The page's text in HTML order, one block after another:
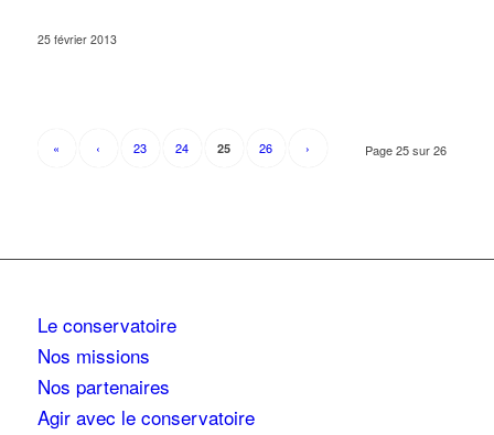
25 février 2013
Page 25 sur 26
« ‹ 23 24 25 26 ›
Le conservatoire
Nos missions
Nos partenaires
Agir avec le conservatoire